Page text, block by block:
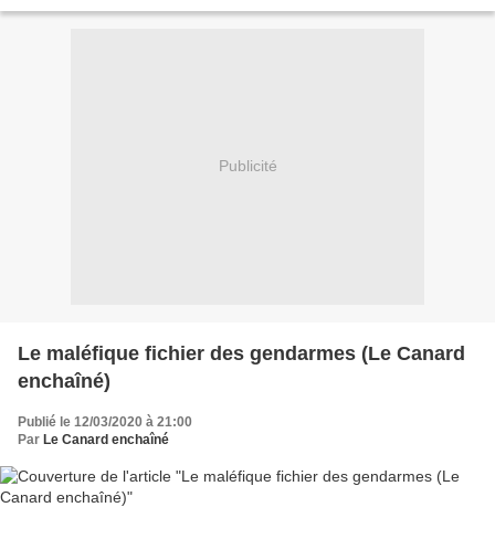
Publicité
Le maléfique fichier des gendarmes (Le Canard
enchaîné)
Publié le 12/03/2020 à 21:00
Par Le Canard enchaîné